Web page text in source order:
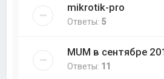
mikrotik-pro
Ответы: 5
MUM в сентябре
Ответы: 11